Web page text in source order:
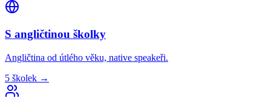
S angličtinou školky
Angličtina od útlého věku, native speakeři.
5 školek →